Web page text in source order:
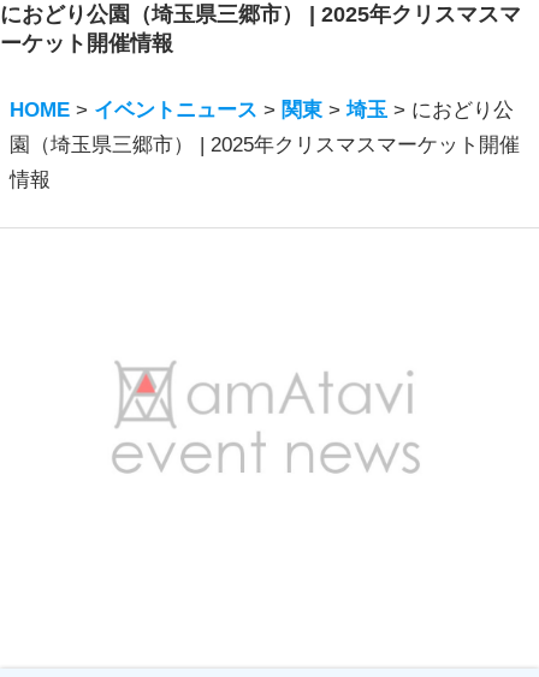
におどり公園（埼⽟県三郷市） | 2025年クリスマスマ
ーケット開催情報
HOME > イベントニュース > 関東 >埼玉 > におどり公
園（埼⽟県三郷市） | 2025年クリスマスマーケット開催
情報